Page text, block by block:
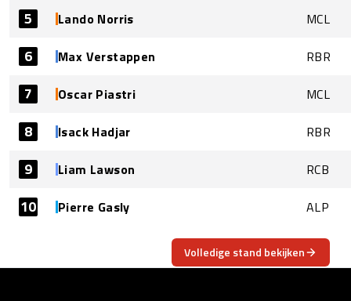
5 Lando Norris MCL
6 Max Verstappen RBR
7 Oscar Piastri MCL
8 Isack Hadjar RBR
9 Liam Lawson RCB
10 Pierre Gasly ALP
Volledige stand bekijken